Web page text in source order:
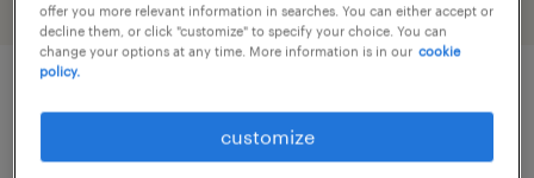
job details
offer you more relevant information in searches. You can either accept or
decline them, or click "customize" to specify your choice. You can
change your options at any time. More information is in our cookie
policy.
customize